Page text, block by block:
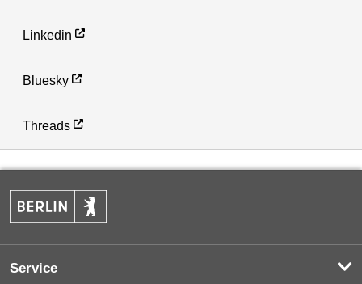
Linkedin
Bluesky
Threads
Service